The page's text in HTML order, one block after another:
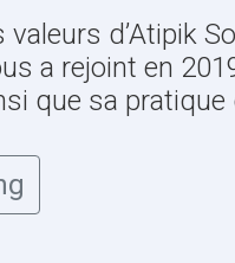
valeurs d’Atipik
a rejoint en
que sa